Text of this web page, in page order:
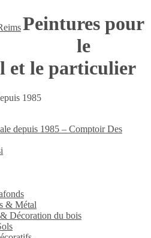
Peintures pour
le
et le particulier
1985
depuis 1985 – Comptoir Des
& Métal
Décoration du bois